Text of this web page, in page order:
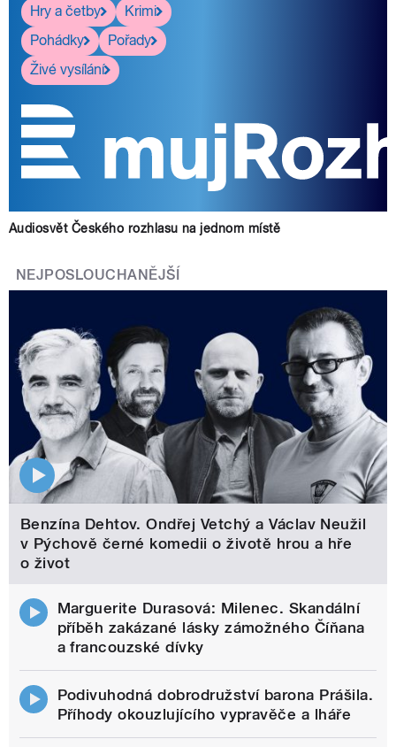
Hry a četby
Krimi
Pohádky
Pořady
Živé vysílání
Audiosvět Českého rozhlasu na jednom místě
NEJPOSLOUCHANĚJŠÍ
Benzína Dehtov. Ondřej Vetchý a Václav Neužil
v Pýchově černé komedii o životě hrou a hře
o život
Marguerite Durasová: Milenec. Skandální
příběh zakázané lásky zámožného Číňana
a francouzské dívky
Podivuhodná dobrodružství barona Prášila.
Příhody okouzlujícího vypravěče a lháře